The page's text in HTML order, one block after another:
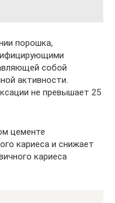
порошка,
собой
активности.
не превышает 25
цементе
кариеса и снижает
кариеса